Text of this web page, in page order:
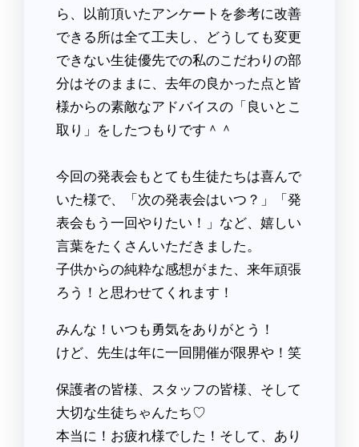
ら、以前頂いたアンケートを参考に改善
できる所は全て工夫し、どうしても変更
できない生徒優先での私のこだわりの部
分はそのままに、去年の良かった点と皆
様からの素敵なアドバイスの「良いとこ
取り」をしたつもりです＾＾
今回の発表会もとても生徒たちは喜んで
いた様で、「次の発表会はいつ？」「発
表会もう一回やりたい！」など、嬉しい
言葉をたくさんいただきました。
子供からの純粋な感想がまた、来年頑張
ろう！と思わせてくれます！
みんな！いつも勇気をありがとう！
けど、先生は年に一回開催が限界や！笑
保護者の皆様、スタッフの皆様、そして
大切な生徒ちゃんたち♡
本当に！お疲れ様でした！そして、あり